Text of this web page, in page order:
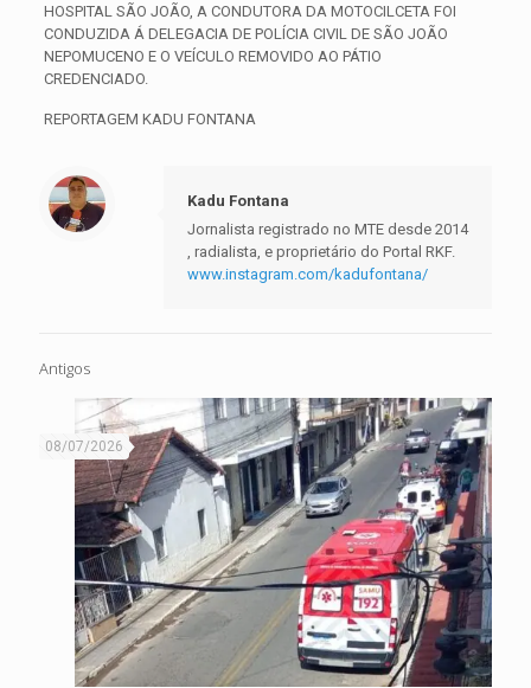
HOSPITAL SÃO JOÃO, A CONDUTORA DA MOTOCILCETA FOI
CONDUZIDA Á DELEGACIA DE POLÍCIA CIVIL DE SÃO JOÃO
NEPOMUCENO E O VEÍCULO REMOVIDO AO PÁTIO
CREDENCIADO.
REPORTAGEM KADU FONTANA
Kadu Fontana
Jornalista registrado no MTE desde 2014
, radialista, e proprietário do Portal RKF.
www.instagram.com/kadufontana/
Antigos
08/07/2026